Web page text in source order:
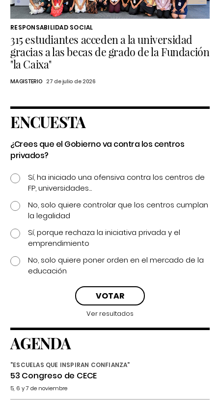
RESPONSABILIDAD SOCIAL
315 estudiantes acceden a la universidad
gracias a las becas de grado de la Fundación
"la Caixa"
MAGISTERIO 27 de julio de 2026
ENCUESTA
¿Crees que el Gobierno va contra los centros
privados?
Sí, ha iniciado una ofensiva contra los centros de
FP, universidades...
No, solo quiere controlar que los centros cumplan
la legalidad
Sí, porque rechaza la iniciativa privada y el
emprendimiento
No, solo quiere poner orden en el mercado de la
educación
Ver resultados
AGENDA
"ESCUELAS QUE INSPIRAN CONFIANZA"
53 Congreso de CECE
5, 6 y 7 de noviembre